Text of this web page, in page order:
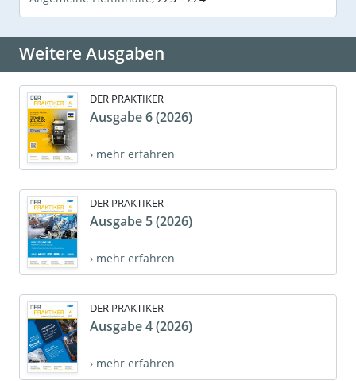
Weitere Ausgaben
DER PRAKTIKER
Ausgabe 6 (2026)
› mehr erfahren
DER PRAKTIKER
Ausgabe 5 (2026)
› mehr erfahren
DER PRAKTIKER
Ausgabe 4 (2026)
› mehr erfahren